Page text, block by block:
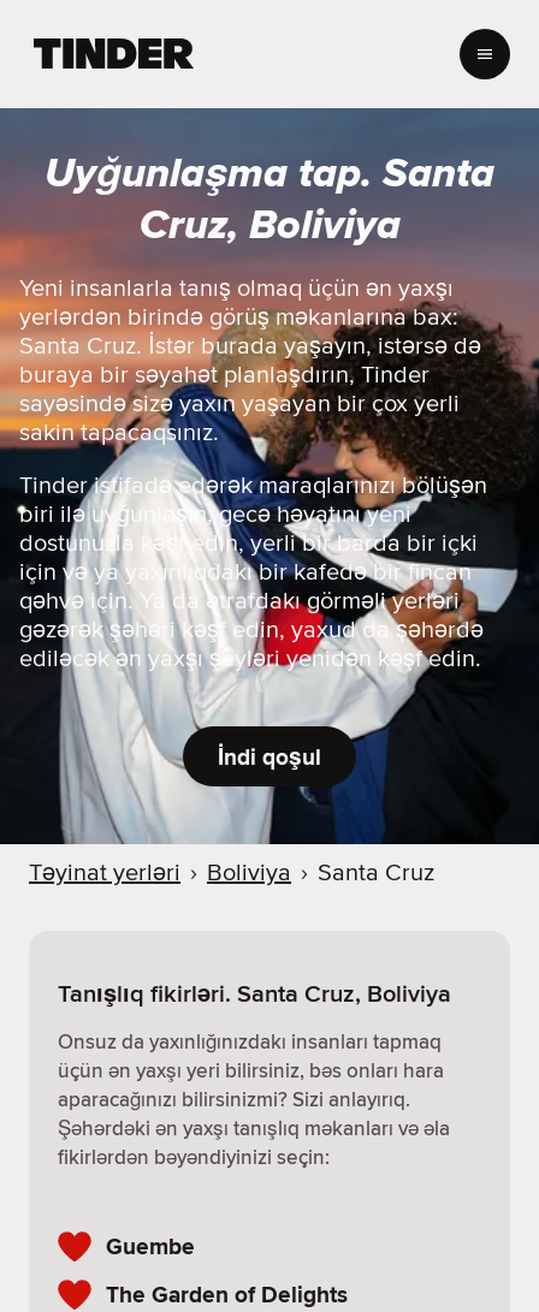
r
H
o
e
Uyğunlaşma tap. Santa
Cruz, Boliviya
Yeni insanlarla tanış olmaq üçün ən yaxşı
yerlərdən birində görüş məkanlarına bax:
Santa Cruz. İstər burada yaşayın, istərsə də
buraya bir səyahət planlaşdırın, Tinder
sayəsində sizə yaxın yaşayan bir çox yerli
sakin tapacaqsınız.
Tinder istifadə edərək maraqlarınızı bölüşən
biri ilə uyğunlaşın, gecə həyatını yeni
dostunuzla kəşf edin, yerli bir barda bir içki
için və ya yaxınlıqdakı bir kafedə bir fincan
qəhvə için. Ya da ətrafdakı görməli yerləri
gəzərək şəhəri kəşf edin, yaxud da şəhərdə
ediləcək ən yaxşı şeyləri yenidən kəşf edin.
İndi qoşul
Təyinat yerləri › Boliviya › Santa Cruz
Tanışlıq fikirləri. Santa Cruz, Boliviya
Onsuz da yaxınlığınızdakı insanları tapmaq
üçün ən yaxşı yeri bilirsiniz, bəs onları hara
aparacağınızı bilirsinizmi? Sizi anlayırıq.
Şəhərdəki ən yaxşı tanışlıq məkanları və əla
fikirlərdən bəyəndiyinizi seçin:
Guembe
The Garden of Delights